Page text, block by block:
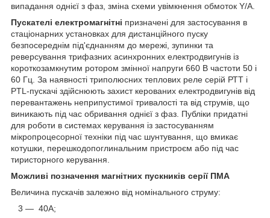
випадання однієї з фаз, зміна схеми увімкнення обмоток Y/A.
Пускателі електромагнітні призначені для застосування в
стаціонарних установках для дистанційного пуску
безпосереднім під'єднанням до мережі, зупинки та
реверсування трифазних асинхронних електродвигунів із
короткозамкнутим ротором змінної напруги 660 В частоти 50 і
60 Гц. За наявності триполюсних теплових реле серій РТТ і
PTL-пускачі здійснюють захист керованих електродвигунів від
перевантажень неприпустимої тривалості та від струмів, що
виникають під час обривання однієї з фаз. Публіки придатні
для роботи в системах керування із застосуванням
мікропроцесорної техніки під час шунтування, що вмикає
котушки, перешкодопоглинальним пристроєм або під час
тиристорного керування.
Можливі позначення магнітних пускників серії ПМА
Величина пускачів залежно від номінального струму:
3 — 40А;